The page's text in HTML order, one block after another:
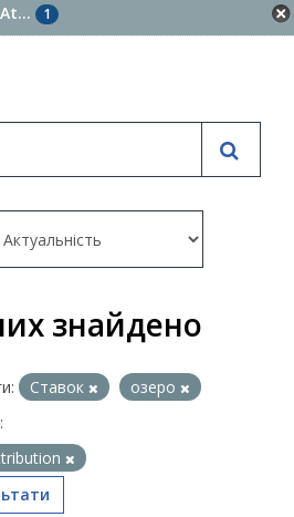
1
знайдено
Ставок
озеро